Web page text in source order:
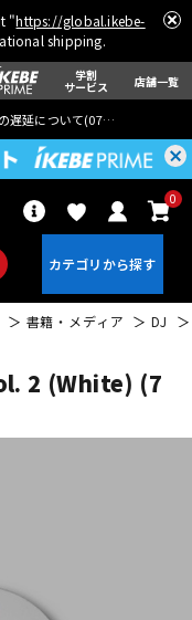
"https://global.ikebe-
shipping.
学割
サービス 店舗一覧
遅延について(07月29日
0
パーカッション
書籍・メディア DJ
2 (White) (7